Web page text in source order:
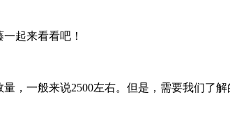
起来看看吧！
一般来说2500左右。但是，需要我们了